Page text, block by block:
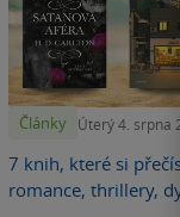
Články Úterý 4. srpna
7 knih, které si
romance, thrillery,